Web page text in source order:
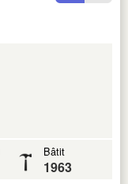
Bâtit
1963